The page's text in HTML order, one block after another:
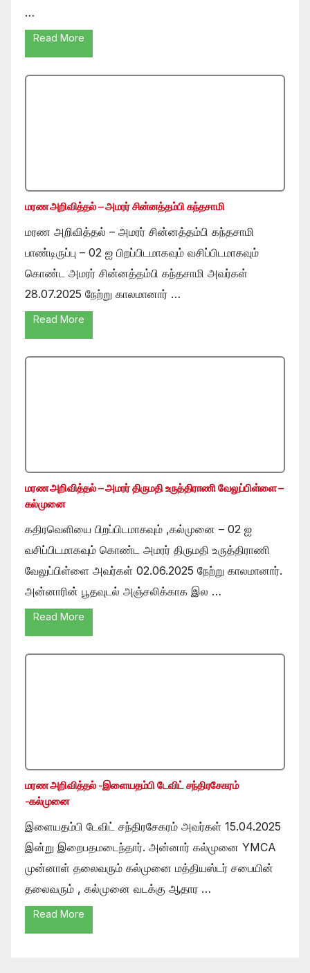
…
Read More
மரண அறிவித்தல் – அமரர் சின்னத்தம்பி கந்தசாமி
மரண அறிவித்தல் – அமரர் சின்னத்தம்பி கந்தசாமி
பாண்டிருப்பு – 02 ஐ பிறப்பிடமாகவும் வசிப்பிடமாகவும்
கொண்ட அமரர் சின்னத்தம்பி கந்தசாமி அவர்கள்
28.07.2025 நேற்று காலமானார் …
Read More
மரண அறிவித்தல் – அமரர் திருமதி உருத்திராணி வேலுப்பிள்ளை –
கல்முனை
கதிரவெளியை பிறப்பிடமாகவும் ,கல்முனை – 02 ஐ
வசிப்பிடமாகவும் கொண்ட அமரர் திருமதி உருத்திராணி
வேலுப்பிள்ளை அவர்கள் 02.06.2025 நேற்று காலமானார்.
அன்னாரின் பூதவுடல் அஞ்சலிக்காக இல …
Read More
மரண அறிவித்தல் -இளையதம்பி டேவிட் சந்திரசேகரம்
-கல்முனை
இளையதம்பி டேவிட் சந்திரசேகரம் அவர்கள் 15.04.2025
இன்று இறைபதமடைந்தார். அன்னார் கல்முனை YMCA
முன்னாள் தலைவரும் கல்முனை மத்தியஸ்டர் சபையின்
தலைவரும் , கல்முனை வடக்கு ஆதார …
Read More